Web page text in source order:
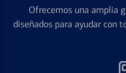
Ofrecemos una amplia
diseñados para ayudar con